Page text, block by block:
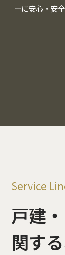
ーに安心・安
Service
戸建
関する